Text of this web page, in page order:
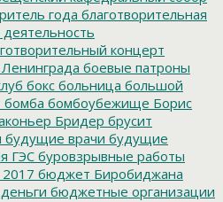
года благотворительная
концерт
боевые патроны
бокс больница большой
бомба бомбоубежище Борис
Бридер брусит
будущие врачи будущие
ГЭСбуровзрывные работы
бюджет Биробиджана
бюджетные организации